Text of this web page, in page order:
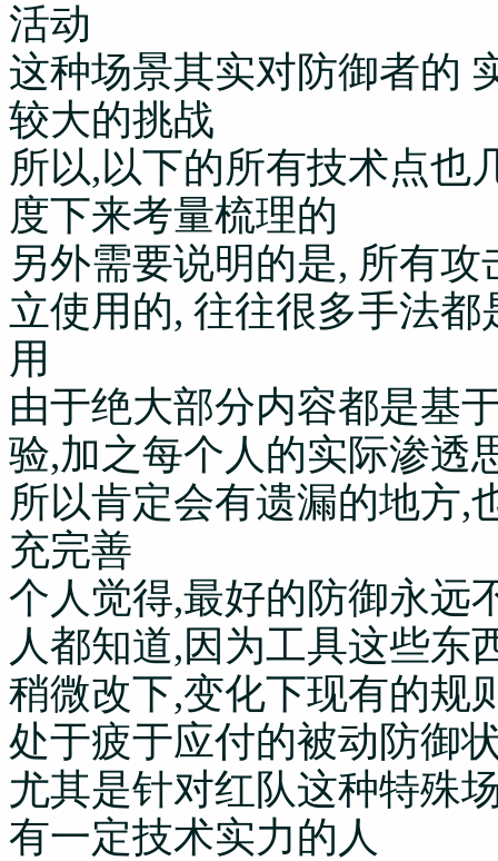
活动
这种场景其实对防御者的
较大的挑战
所以,以下的所有技术点也
度下来考量梳理的
另外需要说明的是, 所有
立使用的, 往往很多手法
用
由于绝大部分内容都是基
验,加之每个人的实际渗透
所以肯定会有遗漏的地方,
充完善
个人觉得,最好的防御永远
人都知道,因为工具这些东
稍微改下,变化下现有的规
处于疲于应付的被动防御
尤其是针对红队这种特殊
有一定技术实力的人